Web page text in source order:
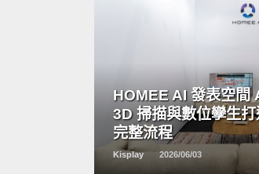
HOMEE AI 發表空間
3D 掃描與數位孿生
完整流程
Kisplay 2026/06/03